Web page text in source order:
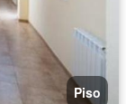
Piso